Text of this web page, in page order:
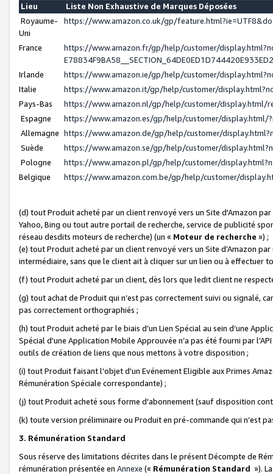
Lieu
Liste Non Exhaustive de Marques Déposées
Royaume-
Uni
https://www.amazon.co.uk/gp/
France
https://www.amazon.fr/gp/help/customer/
Irlande
https://www.amazon.ie/gp/help/customer/
Italie
https://www.amazon.it/gp/help/customer/
Pays-Bas
https://www.amazon.nl/gp/help/customer/display.html/
Espagne
https://www.amazon.es/gp/help/customer/display.html/
Allemagne https://www.amazon.de/gp/help/customer/
Suède
https://www.amazon.se/gp/help/customer/
Pologne
https://www.amazon.pl/gp/help/customer/
Belgique
https://www.amazon.com.be/gp/help/customer/
(d) tout Produit acheté par un client renvoyé vers un Site d'Amazon
Yahoo, Bing ou tout autre portail de recherche, service de publicité
réseau desdits moteurs de recherche) (un « Moteur de recherche ») ;
(e) tout Produit acheté par un client renvoyé vers un Site d'Amazon
intermédiaire, sans que le client ait à cliquer sur un lien ou à
(f) tout Produit acheté par un client, dès lors que ledit client ne
(g) tout achat de Produit qui n’est pas correctement suivi ou signalé,
pas correctement orthographiés ;
(h) tout Produit acheté par le biais d’un Lien Spécial au sein d’une
Spécial d'une Application Mobile Approuvée n’a pas été fourni par
outils de création de liens que nous mettons à votre disposition ;
(i) tout Produit faisant l'objet d'un Evénement Eligible aux Primes
Rémunération Spéciale correspondante) ;
(j) tout Produit acheté sous forme d'abonnement (sauf disposition
(k) toute version préliminaire ou Produit en pré-commande qui n’est
3. Rémunération Standard
Sous réserve des limitations décrites dans le présent Décompte de
rémunération présentée en Annexe (« Rémunération Standard »).